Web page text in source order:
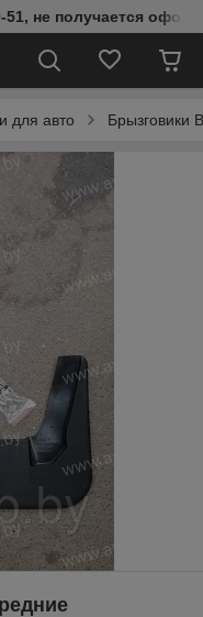
не получается
для авто Брызговики